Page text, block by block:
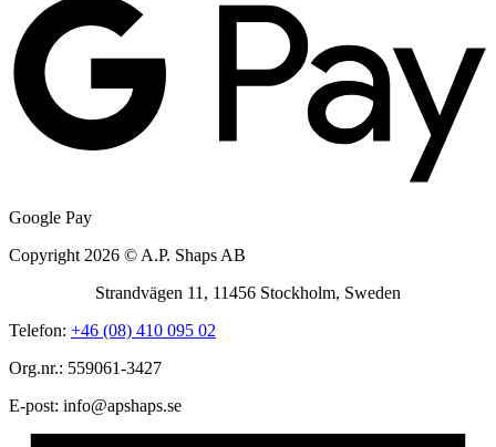
Google Pay
Copyright 2026 © A.P. Shaps AB
Strandvägen 11, 11456 Stockholm, Sweden
Telefon: +46 (08) 410 095 02
Org.nr.: 559061-3427
E-post:
es.spahspa
@ofni